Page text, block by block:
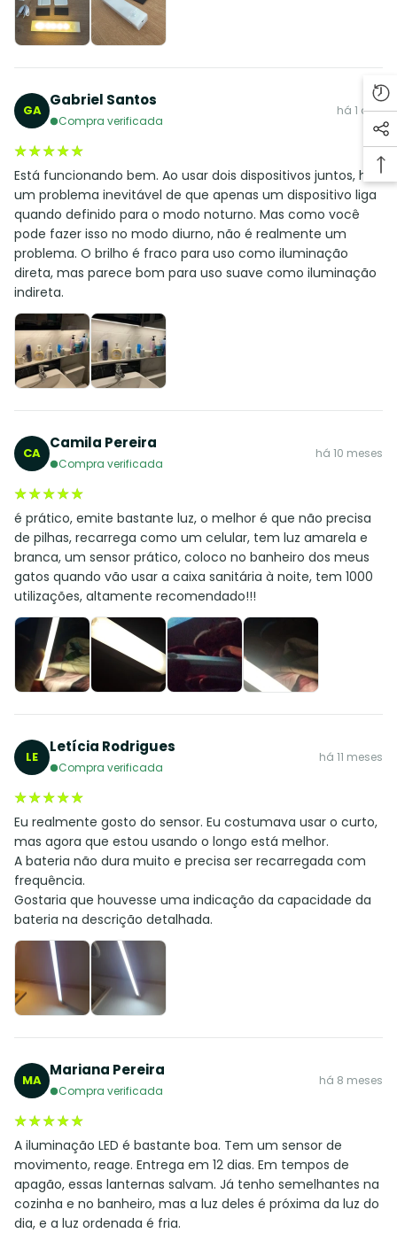
GA
Gabriel Santos
Compra verificada
há 1 ano
★★★★★
★★★★★
Está funcionando bem. Ao usar dois dispositivos juntos, há
um problema inevitável de que apenas um dispositivo liga
quando definido para o modo noturno. Mas como você
pode fazer isso no modo diurno, não é realmente um
problema. O brilho é fraco para uso como iluminação
direta, mas parece bom para uso suave como iluminação
indireta.
CA
Camila Pereira
Compra verificada
há 10 meses
★★★★★
★★★★★
é prático, emite bastante luz, o melhor é que não precisa
de pilhas, recarrega como um celular, tem luz amarela e
branca, um sensor prático, coloco no banheiro dos meus
gatos quando vão usar a caixa sanitária à noite, tem 1000
utilizações, altamente recomendado!!!
LE
Letícia Rodrigues
Compra verificada
há 11 meses
★★★★★
★★★★★
Eu realmente gosto do sensor. Eu costumava usar o curto,
mas agora que estou usando o longo está melhor.
A bateria não dura muito e precisa ser recarregada com
frequência.
Gostaria que houvesse uma indicação da capacidade da
bateria na descrição detalhada.
MA
Mariana Pereira
Compra verificada
há 8 meses
★★★★★
★★★★★
A iluminação LED é bastante boa. Tem um sensor de
movimento, reage. Entrega em 12 dias. Em tempos de
apagão, essas lanternas salvam. Já tenho semelhantes na
cozinha e no banheiro, mas a luz deles é próxima da luz do
dia, e a luz ordenada é fria.